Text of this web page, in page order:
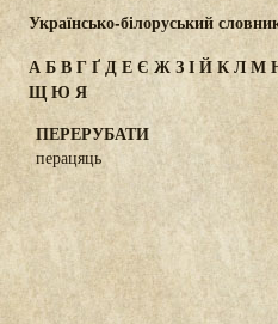
Українсько-білоруський
АБВГҐДЕЄ ЖЗІЙКЛМ
ЩЮ Я
ПЕРЕРУБАТИ
перацяць